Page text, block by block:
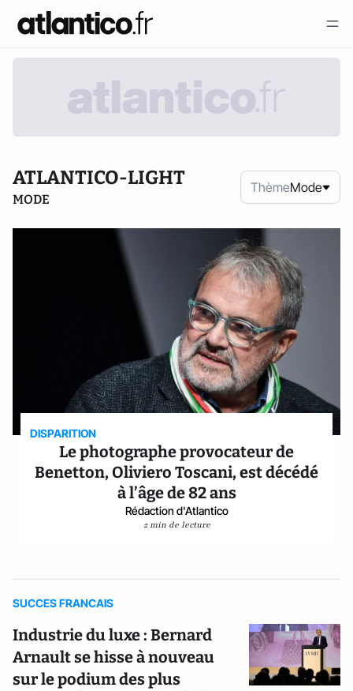
ATLANTICO-LIGHT
MODE
ThèmeMode
DISPARITION
Le photographe provocateur de
Benetton, Oliviero Toscani, est décédé
à l’âge de 82 ans
Rédaction d'Atlantico
2 min de lecture
SUCCES FRANCAIS
Industrie du luxe : Bernard
Arnault se hisse à nouveau
sur le podium des plus